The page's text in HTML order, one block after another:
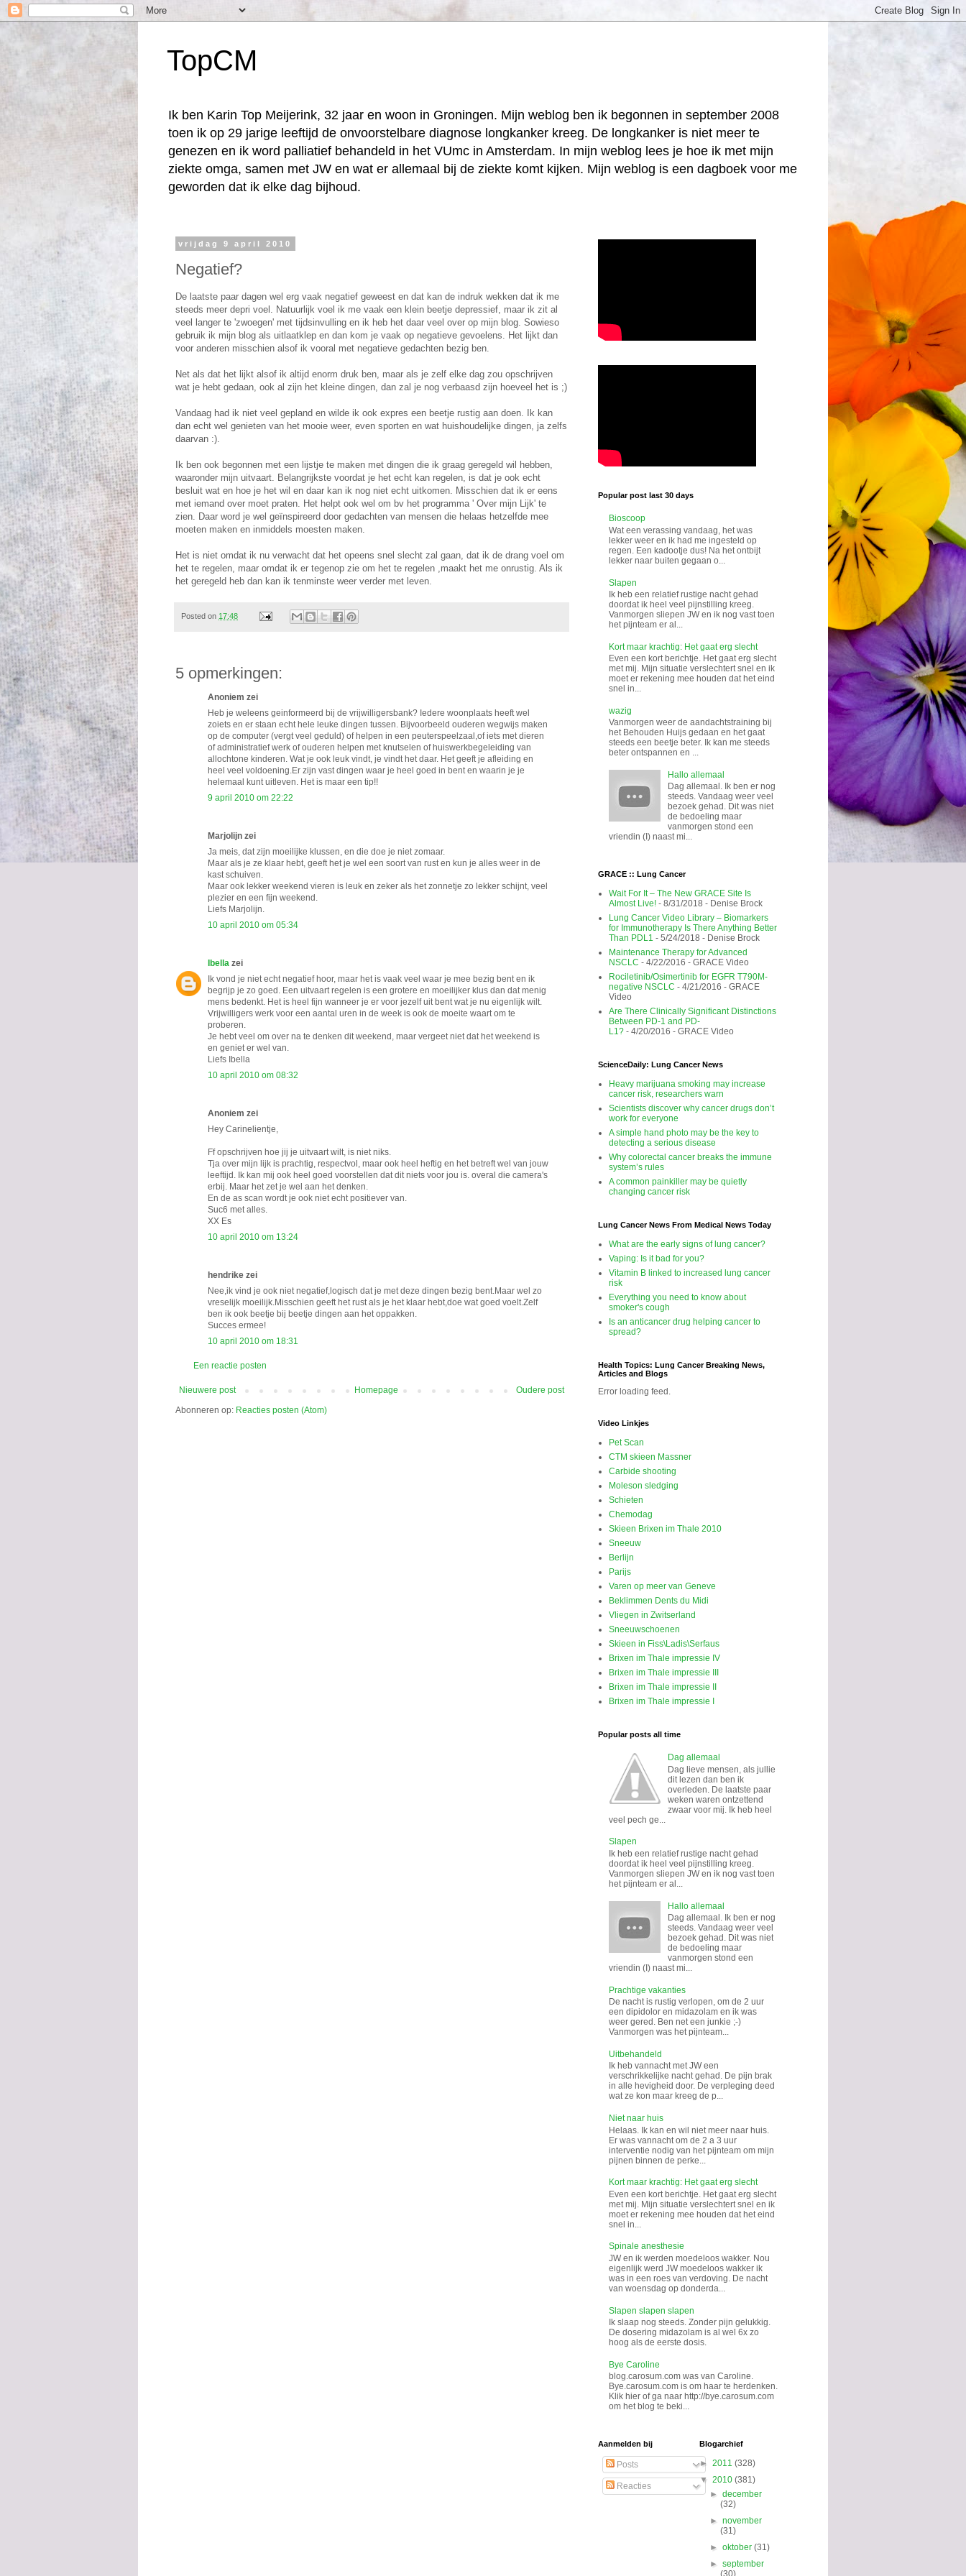
TopCM
Ik ben Karin Top Meijerink, 32 jaar en woon in Groningen. Mijn weblog ben ik begonnen in september 2008
toen ik op 29 jarige leeftijd de onvoorstelbare diagnose longkanker kreeg. De longkanker is niet meer te
genezen en ik word palliatief behandeld in het VUmc in Amsterdam. In mijn weblog lees je hoe ik met mijn
ziekte omga, samen met JW en wat er allemaal bij de ziekte komt kijken. Mijn weblog is een dagboek voor me
geworden dat ik elke dag bijhoud.
vrijdag 9 april 2010
Negatief?
De laatste paar dagen wel erg vaak negatief geweest en dat kan de indruk wekken dat ik me
steeds meer depri voel. Natuurlijk voel ik me vaak een klein beetje depressief, maar ik zit al
veel langer te 'zwoegen' met tijdsinvulling en ik heb het daar veel over op mijn blog. Sowieso
gebruik ik mijn blog als uitlaatklep en dan kom je vaak op negatieve gevoelens. Het lijkt dan
voor anderen misschien alsof ik vooral met negatieve gedachten bezig ben.
Net als dat het lijkt alsof ik altijd enorm druk ben, maar als je zelf elke dag zou opschrijven
wat je hebt gedaan, ook al zijn het kleine dingen, dan zal je nog verbaasd zijn hoeveel het is ;)
Vandaag had ik niet veel gepland en wilde ik ook expres een beetje rustig aan doen. Ik kan
dan echt wel genieten van het mooie weer, even sporten en wat huishoudelijke dingen, ja zelfs
daarvan :).
Ik ben ook begonnen met een lijstje te maken met dingen die ik graag geregeld wil hebben,
waaronder mijn uitvaart. Belangrijkste voordat je het echt kan regelen, is dat je ook echt
besluit wat en hoe je het wil en daar kan ik nog niet echt uitkomen. Misschien dat ik er eens
met iemand over moet praten. Het helpt ook wel om bv het programma ' Over mijn Lijk' te
zien. Daar word je wel geïnspireerd door gedachten van mensen die helaas hetzelfde mee
moeten maken en inmiddels moesten maken.
Het is niet omdat ik nu verwacht dat het opeens snel slecht zal gaan, dat ik de drang voel om
het te regelen, maar omdat ik er tegenop zie om het te regelen ,maakt het me onrustig. Als ik
het geregeld heb dan kan ik tenminste weer verder met leven.
Posted on 17:48
5 opmerkingen:
Anoniem zei
Heb je weleens geinformeerd bij de vrijwilligersbank? Iedere woonplaats heeft wel
zoiets en er staan echt hele leuke dingen tussen. Bijvoorbeeld ouderen wegwijs maken
op de computer (vergt veel geduld) of helpen in een peuterspeelzaal,of iets met dieren
of administratief werk of ouderen helpen met knutselen of huiswerkbegeleiding van
allochtone kinderen. Wat je ook leuk vindt, je vindt het daar. Het geeft je afleiding en
heel veel voldoening.Er zijn vast dingen waar je heel goed in bent en waarin je je
helemaal kunt uitleven. Het is maar een tip!!
9 april 2010 om 22:22
Marjolijn zei
Ja meis, dat zijn moeilijke klussen, en die doe je niet zomaar.
Maar als je ze klaar hebt, geeft het je wel een soort van rust en kun je alles weer in de
kast schuiven.
Maar ook lekker weekend vieren is leuk en zeker als het zonnetje zo lekker schijnt, veel
plezier en een fijn weekend.
Liefs Marjolijn.
10 april 2010 om 05:34
Ibella zei
Ik vond je niet echt negatief hoor, maar het is vaak veel waar je mee bezig bent en ik
begrijp je zo goed. Een uitvaart regelen is een grotere en moeilijker klus dan dat menig
mens bedenkt. Het is heel fijn wanneer je er voor jezelf uit bent wat je nu eigenlijk wilt.
Vrijwilligers werk voor een aantal uren in de week is ook de moeite waart om te
proberen.
Je hebt veel om over na te denken dit weekend, maar vergeet niet dat het weekend is
en geniet er wel van.
Liefs Ibella
10 april 2010 om 08:32
Anoniem zei
Hey Carinelientje,
Ff opschrijven hoe jij je uitvaart wilt, is niet niks.
Tja over mijn lijk is prachtig, respectvol, maar ook heel heftig en het betreft wel van jouw
leeftijd. Ik kan mij ook heel goed voorstellen dat dit niets voor jou is. overal die camera's
erbij. Maar het zet je wel aan het denken.
En de as scan wordt je ook niet echt positiever van.
Suc6 met alles.
XX Es
10 april 2010 om 13:24
hendrike zei
Nee,ik vind je ook niet negatief,logisch dat je met deze dingen bezig bent.Maar wel zo
vreselijk moeilijk.Misschien geeft het rust als je het klaar hebt,doe wat goed voelt.Zelf
ben ik ook beetje bij beetje dingen aan het oppakken.
Succes ermee!
10 april 2010 om 18:31
Een reactie posten
Nieuwere post Oudere post
Homepage
Abonneren op: Reacties posten (Atom)
Popular post last 30 days
Bioscoop
Wat een verassing vandaag, het was
lekker weer en ik had me ingesteld op
regen. Een kadootje dus! Na het ontbijt
lekker naar buiten gegaan o...
Slapen
Ik heb een relatief rustige nacht gehad
doordat ik heel veel pijnstilling kreeg.
Vanmorgen sliepen JW en ik nog vast toen
het pijnteam er al...
Kort maar krachtig: Het gaat erg slecht
Even een kort berichtje. Het gaat erg slecht
met mij. Mijn situatie verslechtert snel en ik
moet er rekening mee houden dat het eind
snel in...
wazig
Vanmorgen weer de aandachtstraining bij
het Behouden Huijs gedaan en het gaat
steeds een beetje beter. Ik kan me steeds
beter ontspannen en ...
Hallo allemaal
Dag allemaal. Ik ben er nog
steeds. Vandaag weer veel
bezoek gehad. Dit was niet
de bedoeling maar
vanmorgen stond een
vriendin (I) naast mi...
GRACE :: Lung Cancer
Wait For It – The New GRACE Site Is
Almost Live! - 8/31/2018 - Denise Brock
Lung Cancer Video Library – Biomarkers
for Immunotherapy Is There Anything Better
Than PDL1 - 5/24/2018 - Denise Brock
Maintenance Therapy for Advanced
NSCLC - 4/22/2016 - GRACE Video
Rociletinib/Osimertinib for EGFR T790M-
negative NSCLC - 4/21/2016 - GRACE
Video
Are There Clinically Significant Distinctions
Between PD-1 and PD-
L1? - 4/20/2016 - GRACE Video
ScienceDaily: Lung Cancer News
Heavy marijuana smoking may increase
cancer risk, researchers warn
Scientists discover why cancer drugs don’t
work for everyone
A simple hand photo may be the key to
detecting a serious disease
Why colorectal cancer breaks the immune
system’s rules
A common painkiller may be quietly
changing cancer risk
Lung Cancer News From Medical News Today
What are the early signs of lung cancer?
Vaping: Is it bad for you?
Vitamin B linked to increased lung cancer
risk
Everything you need to know about
smoker's cough
Is an anticancer drug helping cancer to
spread?
Health Topics: Lung Cancer Breaking News,
Articles and Blogs
Error loading feed.
Video Linkjes
Pet Scan
CTM skieen Massner
Carbide shooting
Moleson sledging
Schieten
Chemodag
Skieen Brixen im Thale 2010
Sneeuw
Berlijn
Parijs
Varen op meer van Geneve
Beklimmen Dents du Midi
Vliegen in Zwitserland
Sneeuwschoenen
Skieen in Fiss\Ladis\Serfaus
Brixen im Thale impressie IV
Brixen im Thale impressie III
Brixen im Thale impressie II
Brixen im Thale impressie I
Popular posts all time
Dag allemaal
Dag lieve mensen, als jullie
dit lezen dan ben ik
overleden. De laatste paar
weken waren ontzettend
zwaar voor mij. Ik heb heel
veel pech ge...
Slapen
Ik heb een relatief rustige nacht gehad
doordat ik heel veel pijnstilling kreeg.
Vanmorgen sliepen JW en ik nog vast toen
het pijnteam er al...
Hallo allemaal
Dag allemaal. Ik ben er nog
steeds. Vandaag weer veel
bezoek gehad. Dit was niet
de bedoeling maar
vanmorgen stond een
vriendin (I) naast mi...
Prachtige vakanties
De nacht is rustig verlopen, om de 2 uur
een dipidolor en midazolam en ik was
weer gered. Ben net een junkie ;-)
Vanmorgen was het pijnteam...
Uitbehandeld
Ik heb vannacht met JW een
verschrikkelijke nacht gehad. De pijn brak
in alle hevigheid door. De verpleging deed
wat ze kon maar kreeg de p...
Niet naar huis
Helaas. Ik kan en wil niet meer naar huis.
Er was vannacht om de 2 a 3 uur
interventie nodig van het pijnteam om mijn
pijnen binnen de perke...
Kort maar krachtig: Het gaat erg slecht
Even een kort berichtje. Het gaat erg slecht
met mij. Mijn situatie verslechtert snel en ik
moet er rekening mee houden dat het eind
snel in...
Spinale anesthesie
JW en ik werden moedeloos wakker. Nou
eigenlijk werd JW moedeloos wakker ik
was in een roes van verdoving. De nacht
van woensdag op donderda...
Slapen slapen slapen
Ik slaap nog steeds. Zonder pijn gelukkig.
De dosering midazolam is al wel 6x zo
hoog als de eerste dosis.
Bye Caroline
blog.carosum.com was van Caroline.
Bye.carosum.com is om haar te herdenken.
Klik hier of ga naar http://bye.carosum.com
om het blog te beki...
Aanmelden bij
Posts
Reacties
Blogarchief
► 2011 (328)
▼ 2010 (381)
►december
(32)
►november
(31)
►oktober(31)
►september
(30)